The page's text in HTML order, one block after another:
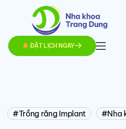
ĐẶT LỊCH NGAY
Trồng răng Implant Nha